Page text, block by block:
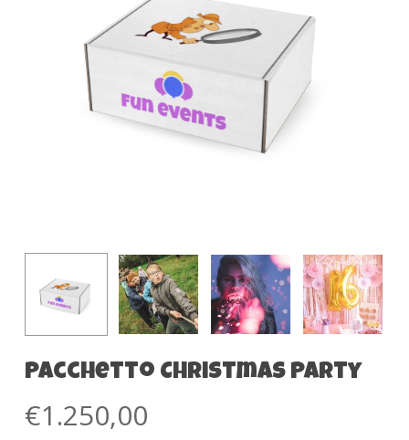
Pacchetto Christmas Party
€1.250,00